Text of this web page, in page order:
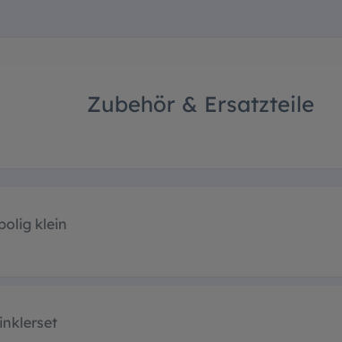
Zubehör & Ersatzteile
klein